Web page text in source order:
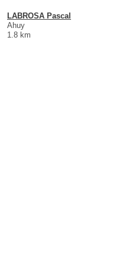
LABROSA Pascal
Ahuy
1.8 km